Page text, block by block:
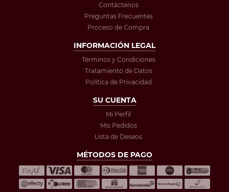
Contáctenos
Preguntas Frecuentes
Proceso de Compra
INFORMACIÓN LEGAL
Términos y Condiciones
Tratamiento de Datos
Política de Privacidad
SU CUENTA
Mi Perfil
Mis Pedidos
Lista de Deseos
MÉTODOS DE PAGO